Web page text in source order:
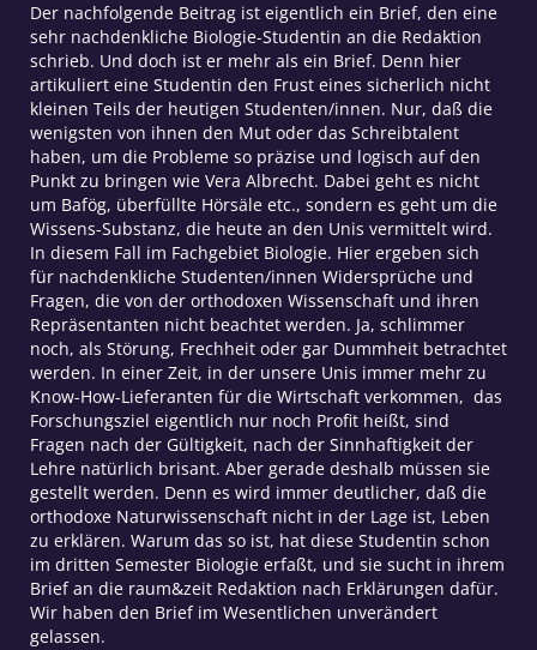
mit
den
intelligenten
Gene
Menge
Der nachfolgende Beitrag ist eigentlich ein Brief, den eine
sehr nachdenkliche Biologie-Studentin an die Redaktion
schrieb. Und doch ist er mehr als ein Brief. Denn hier
artikuliert eine Studentin den Frust eines sicherlich nicht
kleinen Teils der heutigen Studenten/innen. Nur, daß die
wenigsten von ihnen den Mut oder das Schreibtalent
haben, um die Probleme so präzise und logisch auf den
Punkt zu bringen wie Vera Albrecht. Dabei geht es nicht
um Bafög, überfüllte Hörsäle etc., sondern es geht um die
Wissens-Substanz, die heute an den Unis vermittelt wird.
In diesem Fall im Fachgebiet Biologie. Hier ergeben sich
für nachdenkliche Studenten/innen Widersprüche und
Fragen, die von der orthodoxen Wissenschaft und ihren
Repräsentanten nicht beachtet werden. Ja, schlimmer
noch, als Störung, Frechheit oder gar Dummheit betrachtet
werden. In einer Zeit, in der unsere Unis immer mehr zu
Know-How-Lieferanten für die Wirtschaft verkommen, das
Forschungsziel eigentlich nur noch Profit heißt, sind
Fragen nach der Gültigkeit, nach der Sinnhaftigkeit der
Lehre natürlich brisant. Aber gerade deshalb müssen sie
gestellt werden. Denn es wird immer deutlicher, daß die
orthodoxe Naturwissenschaft nicht in der Lage ist, Leben
zu erklären. Warum das so ist, hat diese Studentin schon
im dritten Semester Biologie erfaßt, und sie sucht in ihrem
Brief an die raum&zeit Redaktion nach Erklärungen dafür.
Wir haben den Brief im Wesentlichen unverändert
gelassen.